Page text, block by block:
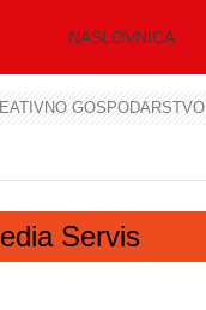
NASLOVNICA
GOSPODARSTVO
Servis